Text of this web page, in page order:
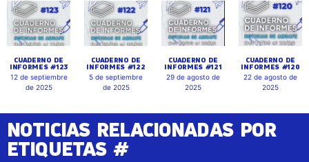
CUADERNO DE
INFORMES #123
12 de septiembre
de 2025
CUADERNO DE
INFORMES #122
5 de septiembre
de 2025
CUADERNO DE
INFORMES #121
29 de agosto de
2025
CUADERNO DE
INFORMES #120
22 de agosto de
2025
NOTICIAS RELACIONADAS POR
ETIQUETAS #